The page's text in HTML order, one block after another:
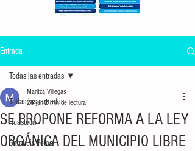
Entrada
Todas las entradas
Huasteca
San Luis Potosí
Todas las entradas
SE PROPONE REFORMA A LA LEY
ORGÁNICA DEL MUNICIPIO LIBRE
Maritza Villegas
26 jun2 min de lectura